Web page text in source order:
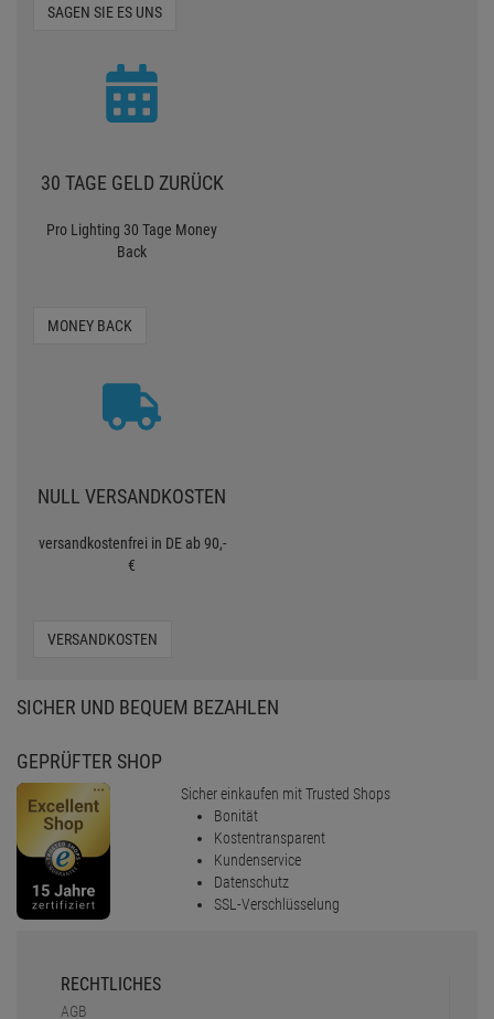
SAGEN SIE ES UNS
30 TAGE GELD ZURÜCK
Pro Lighting 30 Tage Money
Back
MONEY BACK
NULL VERSANDKOSTEN
versandkostenfrei in DE ab 90,-
€
VERSANDKOSTEN
SICHER UND BEQUEM BEZAHLEN
GEPRÜFTER SHOP
Sicher einkaufen mit Trusted Shops
Bonität
Kostentransparent
Kundenservice
Datenschutz
SSL-Verschlüsselung
RECHTLICHES
AGB